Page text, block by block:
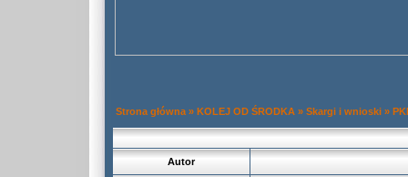
Strona główna » KOLEJ OD ŚRODKA » Skargi i wnioski »
Autor